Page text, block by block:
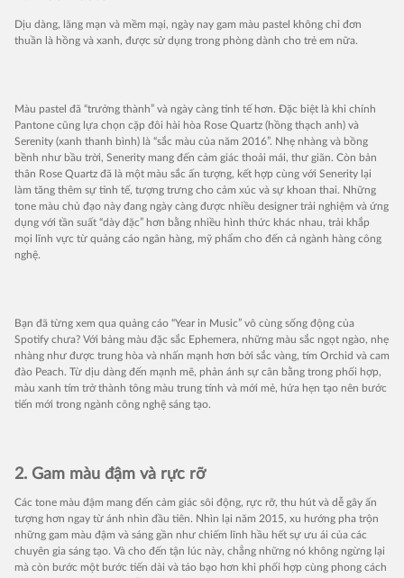
Dịu dàng, lãng mạn và mềm mại, ngày nay gam màu pastel không chỉ đơn
thuần là hồng và xanh, được sử dụng trong phòng dành cho trẻ em nữa.
Màu pastel đã “trưởng thành” và ngày càng tinh tế hơn. Đặc biệt là khi chính
Pantone cũng lựa chọn cặp đôi hài hòa Rose Quartz (hồng thạch anh) và
Serenity (xanh thanh bình) là “sắc màu của năm 2016”. Nhẹ nhàng và bồng
bềnh như bầu trời, Senerity mang đến cảm giác thoải mái, thư giãn. Còn bản
thân Rose Quartz đã là một màu sắc ấn tượng, kết hợp cùng với Senerity lại
làm tăng thêm sự tinh tế, tượng trưng cho cảm xúc và sự khoan thai. Những
tone màu chủ đạo này đang ngày càng được nhiều designer trải nghiệm và ứng
dụng với tần suất “dày đặc” hơn bằng nhiều hình thức khác nhau, trải khắp
mọi lĩnh vực từ quảng cáo ngân hàng, mỹ phẩm cho đến cả ngành hàng công
nghệ.
Bạn đã từng xem qua quảng cáo “Year in Music” vô cùng sống động của
Spotify chưa? Với bảng màu đặc sắc Ephemera, những màu sắc ngọt ngào, nhẹ
nhàng như được trung hòa và nhấn mạnh hơn bởi sắc vàng, tím Orchid và cam
đào Peach. Từ dịu dàng đến mạnh mẽ, phản ánh sự cân bằng trong phối hợp,
màu xanh tím trở thành tông màu trung tính và mới mẻ, hứa hẹn tạo nên bước
tiến mới trong ngành công nghệ sáng tạo.
2. Gam màu đậm và rực rỡ
Các tone màu đậm mang đến cảm giác sôi động, rực rỡ, thu hút và dễ gây ấn
tượng hơn ngay từ ánh nhìn đầu tiên. Nhìn lại năm 2015, xu hướng pha trộn
những gam màu đậm và sáng gần như chiếm lĩnh hầu hết sự ưu ái của các
chuyên gia sáng tạo. Và cho đến tận lúc này, chẳng những nó không ngừng lại
mà còn bước một bước tiến dài và táo bạo hơn khi phối hợp cùng phong cách